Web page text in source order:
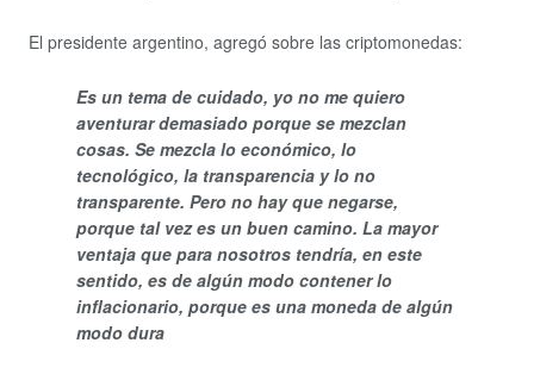
El presidente argentino, agregó sobre las criptomonedas:
Es un tema de cuidado, yo no me quiero
aventurar demasiado porque se mezclan
cosas. Se mezcla lo económico, lo
tecnológico, la transparencia y lo no
transparente. Pero no hay que negarse,
porque tal vez es un buen camino. La mayor
ventaja que para nosotros tendría, en este
sentido, es de algún modo contener lo
inflacionario, porque es una moneda de algún
modo dura